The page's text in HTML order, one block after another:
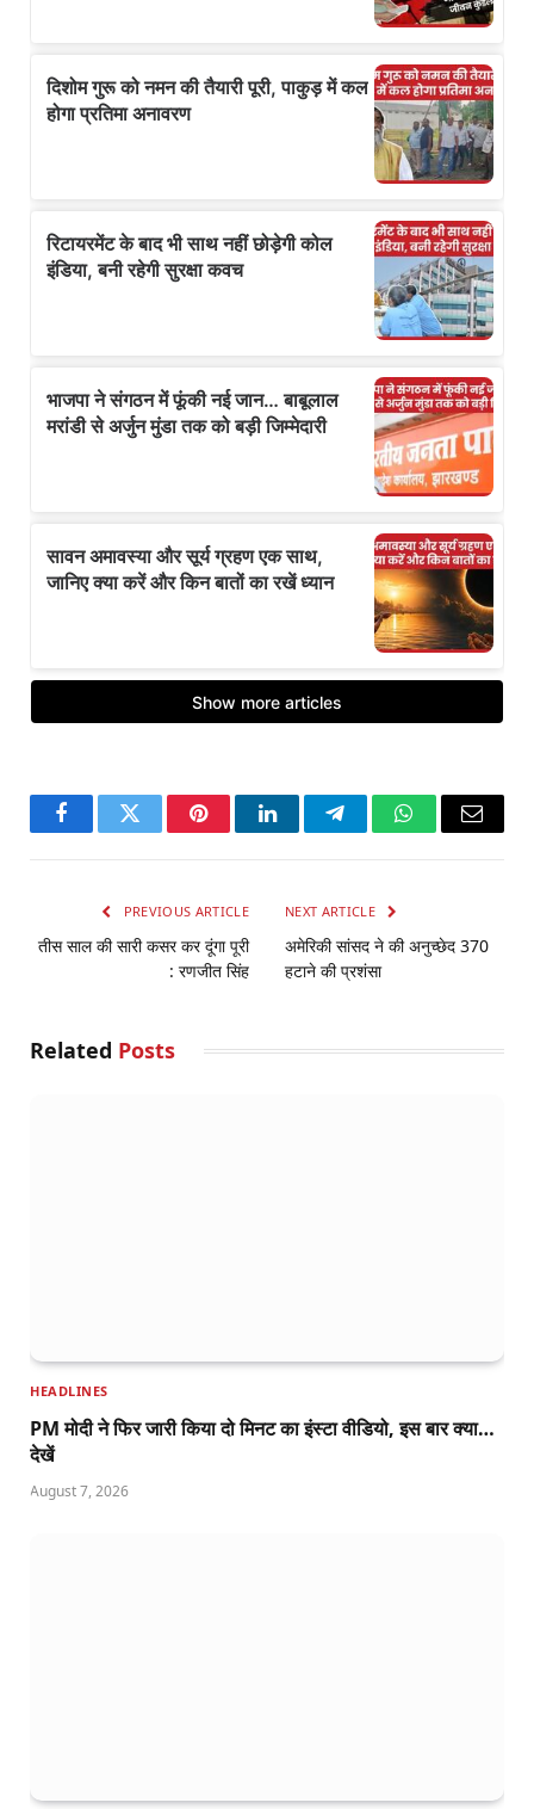
FacebookTwitter PinterestLinkedInTelegramWhatsApp
Email
PREVIOUS ARTICLE
तीस साल की सारी कसर कर दूंगा पूरी
: रणजीत सिंह
NEXT ARTICLE
अमेरिकी सांसद ने की अनुच्छेद 370
हटाने की प्रशंसा
Related Posts
HEADLINES
PM मोदी ने फिर जारी किया दो मिनट का इंस्टा वीडियो, इस बार क्या…
देखें
August 7, 2026